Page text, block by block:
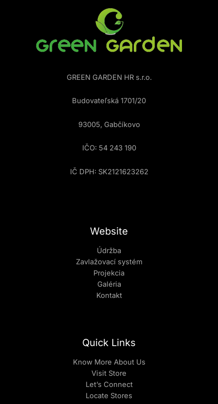
GREEN GARDEN HR s.r.o.
Budovateľská 1701/20
93005, Gabčíkovo
IČO: 54 243 190
IČ DPH: SK2121623262
Website
Údržba
Zavlažovací systém
Projekcia
Galéria
Kontakt
Quick Links
Know More About Us
Visit Store
Let’s Connect
Locate Stores